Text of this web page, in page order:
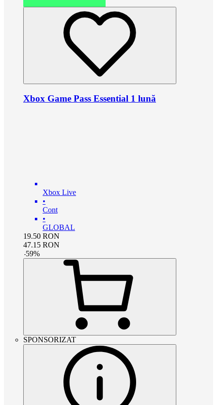
Xbox Game Pass Essential 1 lună
Xbox Live
•
Cont
•
GLOBAL
19.50 RON
47.15 RON
-59%
SPONSORIZAT